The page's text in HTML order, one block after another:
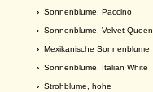
› Sonnenblume, Paccino
› Sonnenblume, Velvet Queen
› Mexikanische Sonnenblume
› Sonnenblume, Italian White
› Strohblume, hohe